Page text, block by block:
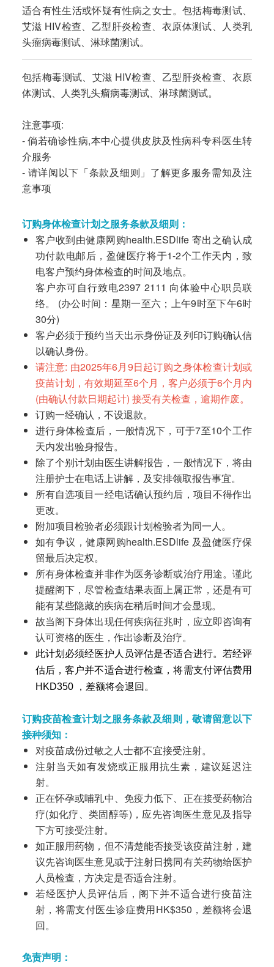
适合有性生活或怀疑有性病之女士。包括梅毒测试、
艾滋 HIV检查、乙型肝炎检查、衣原体测试、人类乳
头瘤病毒测试、淋球菌测试。
包括梅毒测试、艾滋 HIV检查、乙型肝炎检查、衣原
体测试、人类乳头瘤病毒测试、淋球菌测试。
注意事项:
- 倘若确诊性病,本中心提供皮肤及性病科专科医生转
介服务
- 请详阅以下「条款及细则」了解更多服务需知及注
意事项
订购身体检查计划之服务条款及细则：
客户收到由健康网购health.ESDlife 寄出之确认成
功付款电邮后，盈健医疗将于1-2个工作天内，致
电客户预约身体检查的时间及地点。
客户亦可自行致电2397 2111 向体验中心职员联
络。 (办公时间：星期一至六；上午9时至下午6时
30分)
客户必须于预约当天出示身份证及列印订购确认信
以确认身份。
请注意: 由2025年6月9日起订购之身体检查计划或
疫苗计划，有效期延至6个月，客户必须于6个月内
(由确认付款日期起计) 接受有关检查，逾期作废。
订购一经确认，不设退款。
进行身体检查后，一般情况下，可于7至10个工作
天内发出验身报告。
除了个别计划由医生讲解报告，一般情况下，将由
注册护士在电话上讲解，及安排领取报告事宜。
所有自选项目一经电话确认预约后，项目不得作出
更改。
附加项目检验者必须跟计划检验者为同一人。
如有争议，健康网购health.ESDlife 及盈健医疗保
留最后决定权。
所有身体检查并非作为医务诊断或治疗用途。谨此
提醒阁下，尽管检查结果表面上属正常，还是有可
能有某些隐藏的疾病在稍后时间才会显现。
故当阁下身体出现任何疾病征兆时，应立即咨询有
认可资格的医生，作出诊断及治疗。
此计划必须经医护人员评估是否适合进行。若经评
估后，客户并不适合进行检查，将需支付评估费用
HKD350
，差额将会退回。
订购疫苗检查计划之服务条款及细则，敬请留意以下
接种须知：
对疫苗成份过敏之人士都不宜接受注射。
注射当天如有发烧或正服用抗生素，建议延迟注
射。
正在怀孕或哺乳中、免疫力低下、正在接受药物治
疗(如化疗、类固醇等)，应先咨询医生意见及指导
下方可接受注射。
如正服用药物，但不清楚能否接受该疫苗注射，建
议先咨询医生意见或于注射日携同有关药物给医护
人员检查，方决定是否适合注射。
若经医护人员评估后，阁下并不适合进行疫苗注
射，将需支付医生诊症费用HK$350，差额将会退
回。
免责声明：